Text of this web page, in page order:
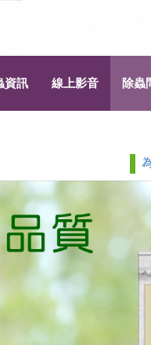
資訊 線上影音 除蟲
為什